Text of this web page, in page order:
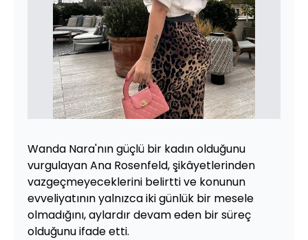
Wanda Nara'nın güçlü bir kadın olduğunu
vurgulayan Ana Rosenfeld, şikâyetlerinden
vazgeçmeyeceklerini belirtti ve konunun
evveliyatının yalnızca iki günlük bir mesele
olmadığını, aylardır devam eden bir süreç
olduğunu ifade etti.